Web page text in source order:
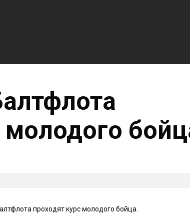
молодого
проходят курс молодого бойца.